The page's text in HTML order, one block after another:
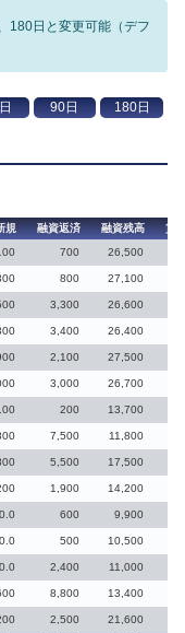
180日と変更可能（デフ
規 融資返済 融資残高
貸
700 26,500
800 27,100
3,300 26,600
3,400 26,400
2,100 27,500
3,000 26,700
200 13,700
7,500 11,800
5,500 17,500
1,900 14,200
0.0 600 9,900
0.0 500 10,500
0.0 2,400 11,000
8,800 13,400
2,500
21,600